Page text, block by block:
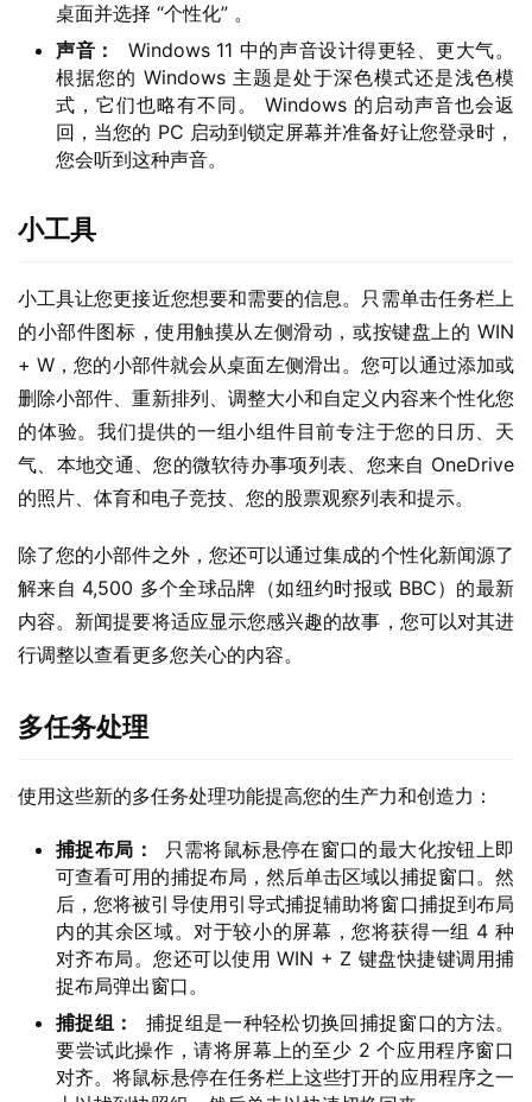
桌面并选择 “个性化” 。
声音：
Windows 11 中的声音设计得更轻、更大气。
根据您的 Windows 主题是处于深色模式还是浅色模
式，它们也略有不同。 Windows 的启动声音也会返
回，当您的 PC 启动到锁定屏幕并准备好让您登录时，
您会听到这种声音。
小工具
小工具让您更接近您想要和需要的信息。只需单击任务栏上
的小部件图标，使用触摸从左侧滑动，或按键盘上的 WIN
+ W，您的小部件就会从桌面左侧滑出。您可以通过添加或
删除小部件、重新排列、调整大小和自定义内容来个性化您
的体验。我们提供的一组小组件目前专注于您的日历、天
气、本地交通、您的微软待办事项列表、您来自 OneDrive
的照片、体育和电子竞技、您的股票观察列表和提示。
除了您的小部件之外，您还可以通过集成的个性化新闻源了
解来自 4,500 多个全球品牌（如纽约时报或 BBC）的最新
内容。新闻提要将适应显示您感兴趣的故事，您可以对其进
行调整以查看更多您关心的内容。
多任务处理
使用这些新的多任务处理功能提高您的生产力和创造力：
捕捉布局：
只需将鼠标悬停在窗口的最大化按钮上即
可查看可用的捕捉布局，然后单击区域以捕捉窗口。然
后，您将被引导使用引导式捕捉辅助将窗口捕捉到布局
内的其余区域。对于较小的屏幕，您将获得一组 4 种
对齐布局。您还可以使用 WIN + Z 键盘快捷键调用捕
捉布局弹出窗口。
捕捉组：
捕捉组是一种轻松切换回捕捉窗口的方法。
要尝试此操作，请将屏幕上的至少 2 个应用程序窗口
对齐。将鼠标悬停在任务栏上这些打开的应用程序之一